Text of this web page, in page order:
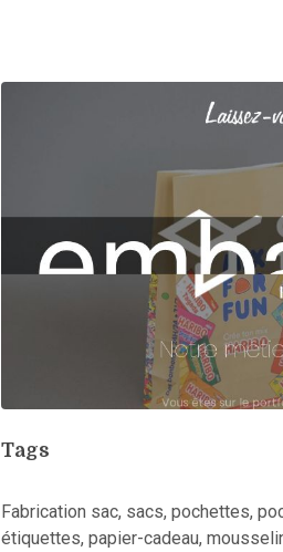
Tags
Fabrication sac, sacs, pochettes,
étiquettes, papier-cadeau,